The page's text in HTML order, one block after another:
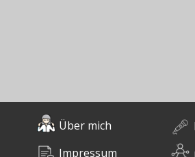
Über mich
Impressum